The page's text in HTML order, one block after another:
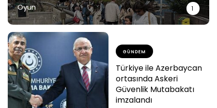
Oyun 1
GÜNDEM
Türkiye ile Azerbaycan
ortasında Askeri
Güvenlik Mutabakatı
imzalandı